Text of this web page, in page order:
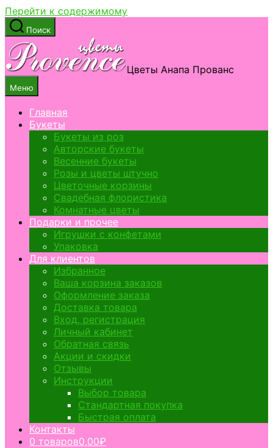
Перейти к содержимому
Поиск
Цветы Анапа Прованс
Меню
Главная
Букеты
Букеты из роз
Авторские букеты
Весенние букеты
Розы и цветы штучно
Цветочные корзины
Свадебная флористика
Комнатные цветы
Подарки и прочее
Игрушки с конфетами
Упаковка
Для клиентов
Избранное
Ваша корзина заказов
Оформление заказа
Доставка товара
Вход, регистрация
Личный кабинет
Обратная связь
Акции и скидки
Отзывы
Инструкции
Выбор товара
Стандартная покупка
Быстрая оплата
Контакты
0 товаров0,00₽